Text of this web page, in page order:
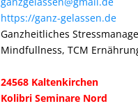
https://ganz-gelassen.de
Ganzheitliches
Mindfullness, TCM
24568 Kaltenkirchen
Kolibri Seminare Nord